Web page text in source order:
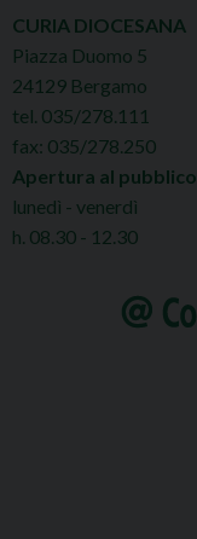
CURIA DIOCESANA
Piazza Duomo 5
24129 Bergamo
tel. 035/278.111
fax: 035/278.250
Apertura al pubblico
lunedì - venerdì
h. 08.30 - 12.30